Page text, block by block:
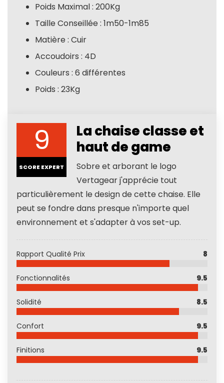
Poids Maximal : 200Kg
Taille Conseillée : 1m50-1m85
Matière : Cuir
Accoudoirs : 4D
Couleurs : 6 différentes
Poids : 23Kg
9
SCORE EXPERT
La chaise classe et
haut de game
Sobre et arborant le logo
Vertagear j'apprécie tout
particulièrement le design de cette chaise. Elle
peut se fondre dans presque n'importe quel
environnement et s'adapter à vos set-up.
Rapport Qualité Prix 8
Fonctionnalités 9.5
Solidité 8.5
Confort 9.5
Finitions 9.5